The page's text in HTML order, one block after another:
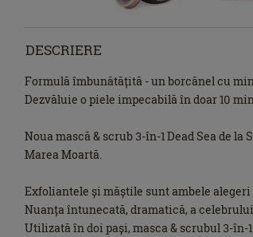
DESCRIERE
Formulă îmbunătățită - un borcănel cu
Dezvăluie o piele impecabilă în doar 10
Noua mască & scrub 3-în-1 Dead Sea de
Marea Moartă.
Exfoliantele și măștile sunt ambele
Nuanța întunecată, dramatică, a
Utilizată în doi pași, masca & scrubul 3-